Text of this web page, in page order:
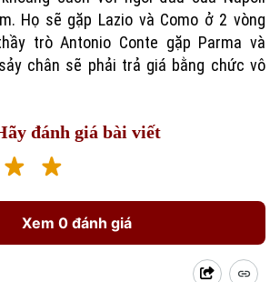
Họ sẽ gặp Lazio và Como ở 2 vòng
trò Antonio Conte gặp Parma và
chân sẽ phải trả giá bằng chức vô
đánh giá bài viết
Xem 0 đánh giá